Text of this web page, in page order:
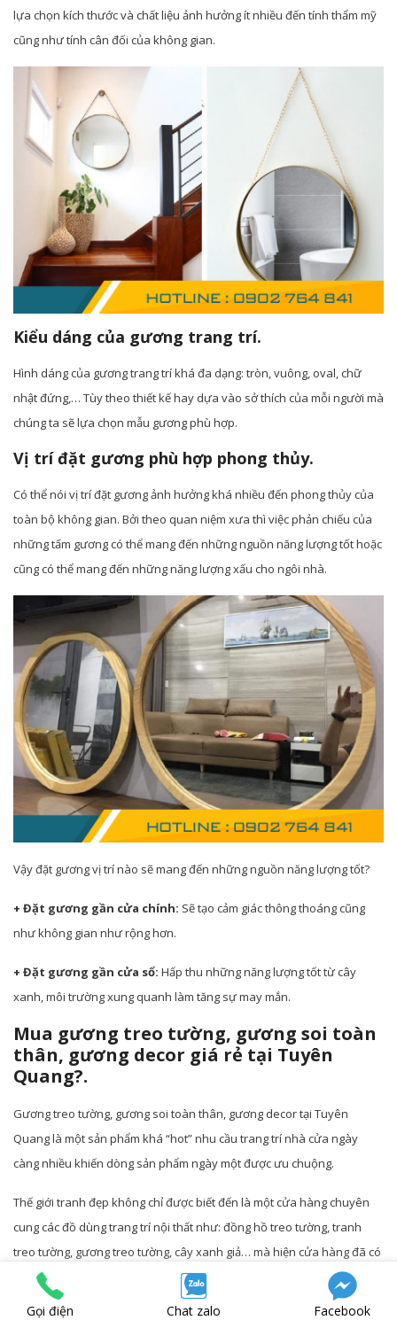
lựa chọn kích thước và chất liệu ảnh hưởng ít nhiều đến tính thẩm mỹ
cũng như tính cân đối của không gian.
Kiểu dáng của gương trang trí.
Hình dáng của gương trang trí khá đa dạng: tròn, vuông, oval, chữ
nhật đứng,… Tùy theo thiết kế hay dựa vào sở thích của mỗi người mà
chúng ta sẽ lựa chọn mẫu gương phù hợp.
Vị trí đặt gương phù hợp phong thủy.
Có thể nói vị trí đặt gương ảnh hưởng khá nhiều đến phong thủy của
toàn bộ không gian. Bởi theo quan niệm xưa thì việc phản chiếu của
những tấm gương có thể mang đến những nguồn năng lượng tốt hoặc
cũng có thể mang đến những năng lượng xấu cho ngôi nhà.
Vậy đặt gương vị trí nào sẽ mang đến những nguồn năng lượng tốt?
+ Đặt gương gần cửa chính: Sẽ tạo cảm giác thông thoáng cũng
như không gian như rộng hơn.
+ Đặt gương gần cửa sổ: Hấp thu những năng lượng tốt từ cây
xanh, môi trường xung quanh làm tăng sự may mắn.
Mua gương treo tường, gương soi toàn
thân, gương decor giá rẻ tại Tuyên
Quang?.
Gương treo tường, gương soi toàn thân, gương decor tại Tuyên
Quang là một sản phẩm khá “hot” nhu cầu trang trí nhà cửa ngày
càng nhiều khiến dòng sản phẩm ngày một được ưu chuộng.
Thế giới tranh đẹp không chỉ được biết đến là một cửa hàng chuyên
cung các đồ dùng trang trí nội thất như: đồng hồ treo tường, tranh
treo tường, gương treo tường, cây xanh giả… mà hiện cửa hàng đã có
xưởng gia công thành phẩm các sản phẩm sẵn sàng đáp ứng mọi nhu
cầu từ khách hàng.
Gọi điện Chat zalo Facebook